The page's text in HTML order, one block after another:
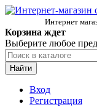
Интернет
Корзина ждет
Выберите любое
Найти
Вход
Регистрация